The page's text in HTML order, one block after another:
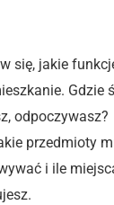
się, jakie
Gdzie
odpoczywasz?
przedmioty
i ile